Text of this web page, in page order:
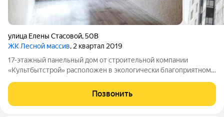
улица Елены Стасовой,50В
ЖК Лесной массив, 2 квартал 2019
17-этажный панельный дом от строительной компании
«Культбытстрой» расположен в экологически благоприятном
чистовая отделка от застройщика. В нее входят: современные
стеклопакеты, остекление
Позвонить